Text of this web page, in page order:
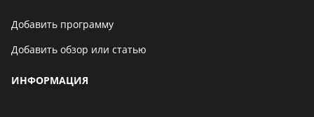
Добавить программу
Добавить обзор или статью
ИНФОРМАЦИЯ